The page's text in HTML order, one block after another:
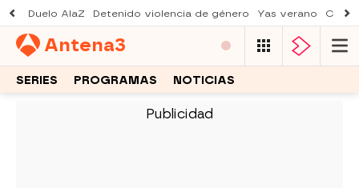
Duelo AlaZ Detenido violencia de género Yas verano
Antena3
SERIES PROGRAMAS NOTICIAS